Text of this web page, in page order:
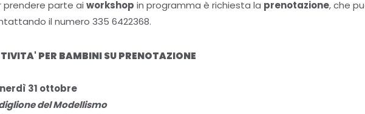
prendere parte ai workshop in programma è richiesta la prenotazione, che
il numero 335 6422368.
PER BAMBINI SU PRENOTAZIONE
31 ottobre
del Modellismo